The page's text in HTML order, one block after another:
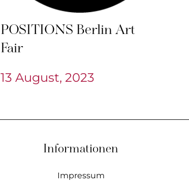
POSITIONS Berlin Art
Fair
13 August, 2023
Informationen
Impressum